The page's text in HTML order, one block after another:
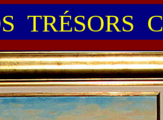
TRÉSORS